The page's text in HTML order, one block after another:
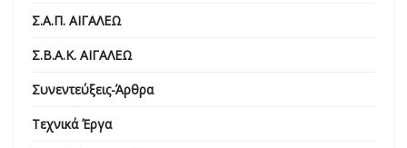
Σ.Α.Π. ΑΙΓΑΛΕΩ
Σ.Β.Α.Κ. ΑΙΓΑΛΕΩ
Συνεντεύξεις-Άρθρα
Τεχνικά Έργα